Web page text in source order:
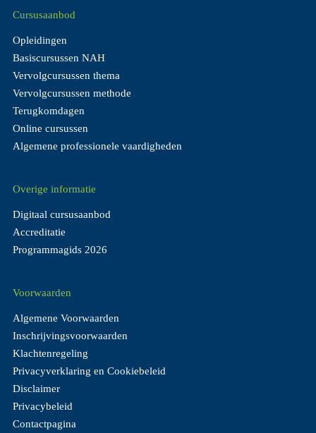
Cursusaanbod
Opleidingen
Basiscursussen NAH
Vervolgcursussen thema
Vervolgcursussen methode
Terugkomdagen
Online cursussen
Algemene professionele vaardigheden
Overige informatie
Digitaal cursusaanbod
Accreditatie
Programmagids 2026
Voorwaarden
Algemene Voorwaarden
Inschrijvingsvoorwaarden
Klachtenregeling
Privacyverklaring en Cookiebeleid
Disclaimer
Privacybeleid
Contactpagina